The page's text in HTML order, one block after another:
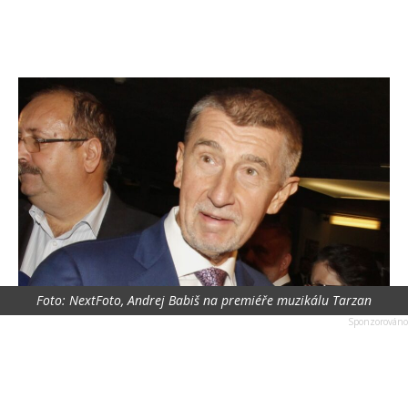
Foto: NextFoto, Andrej Babiš na premiéře muzikálu Tarzan